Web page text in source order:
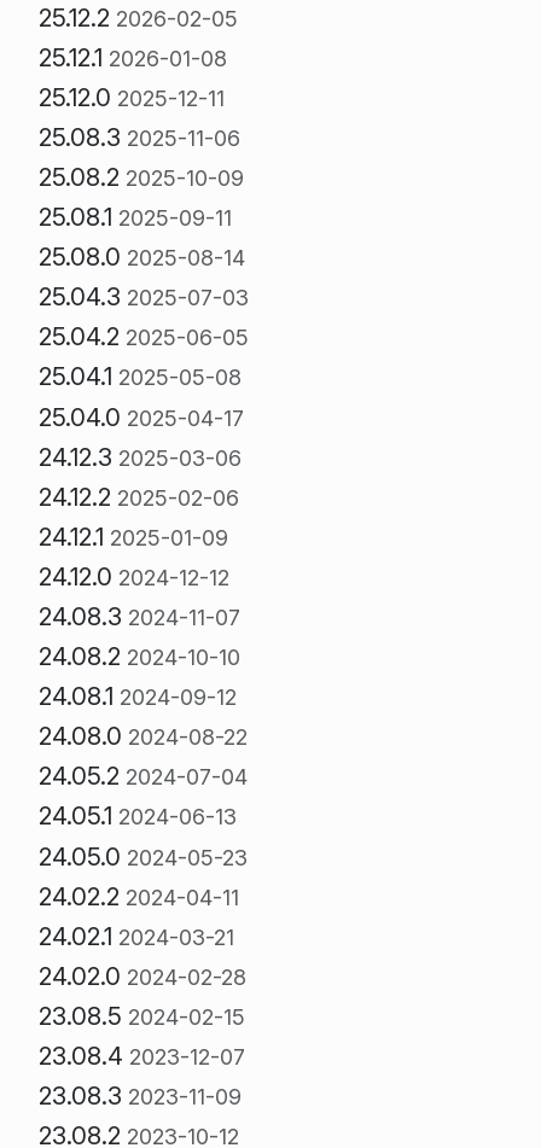
25.12.2 2026-02-05
25.12.1 2026-01-08
25.12.0 2025-12-11
25.08.3 2025-11-06
25.08.2 2025-10-09
25.08.1 2025-09-11
25.08.0 2025-08-14
25.04.3 2025-07-03
25.04.2 2025-06-05
25.04.1 2025-05-08
25.04.0 2025-04-17
24.12.3 2025-03-06
24.12.2 2025-02-06
24.12.1 2025-01-09
24.12.0 2024-12-12
24.08.3 2024-11-07
24.08.2 2024-10-10
24.08.1 2024-09-12
24.08.0 2024-08-22
24.05.2 2024-07-04
24.05.1 2024-06-13
24.05.0 2024-05-23
24.02.2 2024-04-11
24.02.1 2024-03-21
24.02.0 2024-02-28
23.08.5 2024-02-15
23.08.4 2023-12-07
23.08.3 2023-11-09
23.08.2 2023-10-12